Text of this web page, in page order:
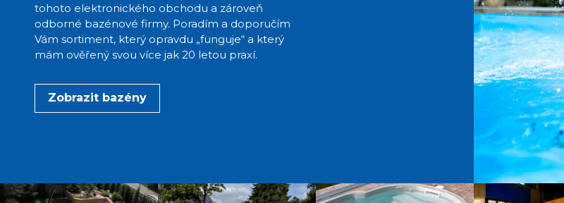
tohoto elektronického obchodu a zároveň
odborné bazénové firmy. Poradím a doporučím
Vám sortiment, který opravdu „funguje“ a který
mám ověřený svou více jak 20 letou praxí.
Zobrazit bazény